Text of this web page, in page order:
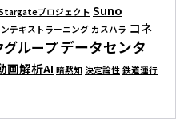
プロジェクト Suno
テキストラーニング カスハラ コネ
ループデータセンタ
画解析AI 暗黙知 決定論性 鉄道運行